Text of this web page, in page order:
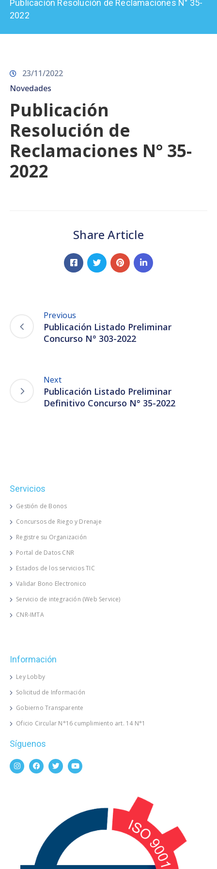
Prensa
Publicación Resolución de Reclamaciones N° 35-
2022
23/11/2022
Novedades
Publicación
Resolución de
Reclamaciones N° 35-
2022
Share Article
Previous
Publicación Listado Preliminar
Concurso N° 303-2022
Next
Publicación Listado Preliminar
Definitivo Concurso N° 35-2022
Servicios
Gestión de Bonos
Concursos de Riego y Drenaje
Registre su Organización
Portal de Datos CNR
Estados de los servicios TIC
Validar Bono Electronico
Servicio de integración (Web Service)
CNR-IMTA
Información
Ley Lobby
Solicitud de Información
Gobierno Transparente
Oficio Circular N°16 cumplimiento art. 14 N°1
Síguenos